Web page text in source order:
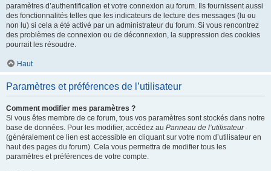
paramètres d’authentification et votre connexion au forum. Ils fournissent aussi
des fonctionnalités telles que les indicateurs de lecture des messages (lu ou
non lu) si cela a été activé par un administrateur du forum. Si vous rencontrez
des problèmes de connexion ou de déconnexion, la suppression des cookies
pourrait les résoudre.
Haut
Paramètres et préférences de l’utilisateur
Comment modifier mes paramètres ?
Si vous êtes membre de ce forum, tous vos paramètres sont stockés dans notre
base de données. Pour les modifier, accédez au Panneau de l’utilisateur
(généralement ce lien est accessible en cliquant sur votre nom d’utilisateur en
haut des pages du forum). Cela vous permettra de modifier tous les
paramètres et préférences de votre compte.